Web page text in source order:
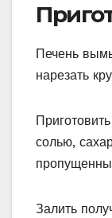
Печень
нарезать
солью,
Залить